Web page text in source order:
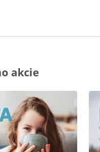
akcie